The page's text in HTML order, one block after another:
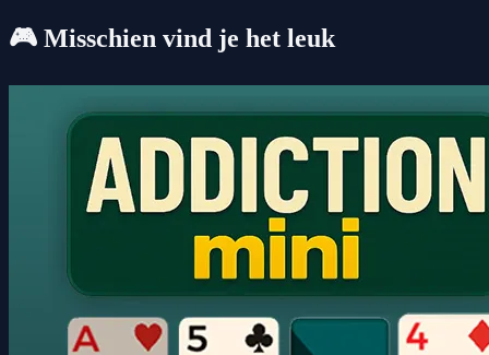
🎮 Misschien vind je het leuk